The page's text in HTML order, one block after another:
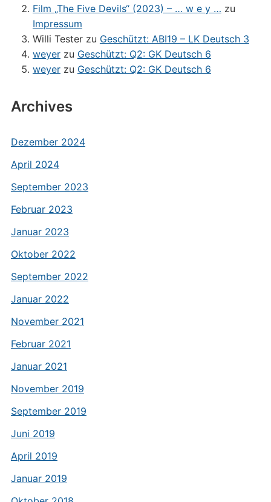
Film „The Five Devils“ (2023) – … w e y … zu
Impressum
Willi Testerzu Geschützt: ABI19 – LK Deutsch 3
weyerzu Geschützt: Q2: GK Deutsch 6
weyerzu Geschützt: Q2: GK Deutsch 6
Archives
Dezember 2024
April 2024
September 2023
Februar 2023
Januar 2023
Oktober 2022
September 2022
Januar 2022
November 2021
Februar 2021
Januar 2021
November 2019
September 2019
Juni 2019
April 2019
Januar 2019